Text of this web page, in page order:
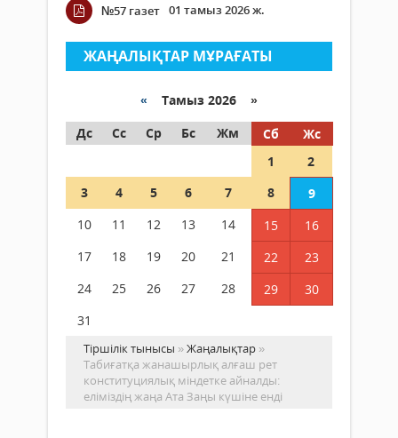
№57 газет 01 тамыз 2026 ж.
ЖАҢАЛЫҚТАР МҰРАҒАТЫ
« Тамыз 2026 »
Дс
Сс Ср Бс Жм Сб
Жс
1
2
3
4 5 6 7 8
9
10
11 12 13 14 15
16
17
18 19 20 21 22
23
24
25 26 27 28 29
30
31
Тіршілік тынысы »Жаңалықтар »
Табиғатқа жанашырлық алғаш рет
конституциялық міндетке айналды:
еліміздің жаңа Ата Заңы күшіне енді